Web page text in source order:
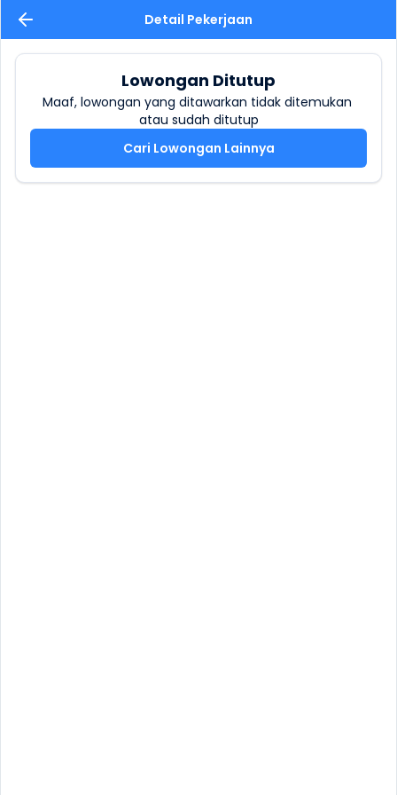
Detail Pekerjaan
Lowongan Ditutup
Maaf, lowongan yang ditawarkan tidak ditemukan
atau sudah ditutup
Cari Lowongan Lainnya